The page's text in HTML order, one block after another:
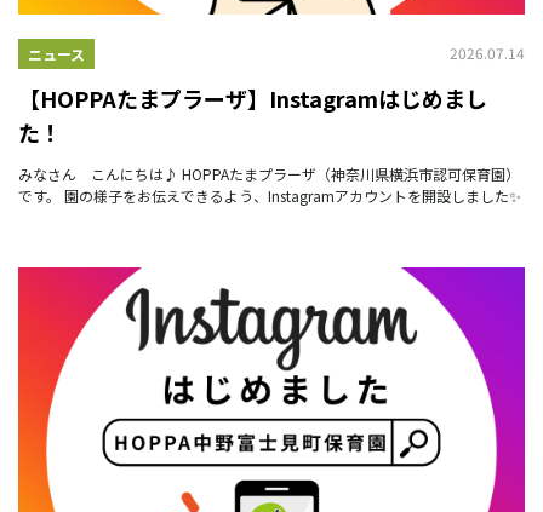
ニュース 2026.07.14
【HOPPAたまプラーザ】Instagramはじめまし
た！
みなさん こんにちは♪ HOPPAたまプラーザ（神奈川県横浜市認可保育園）
です。 園の様子をお伝えできるよう、Instagramアカウントを開設しました✨